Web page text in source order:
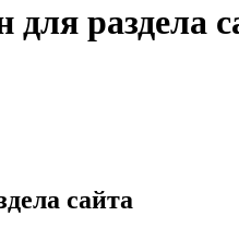
раздела
сайта